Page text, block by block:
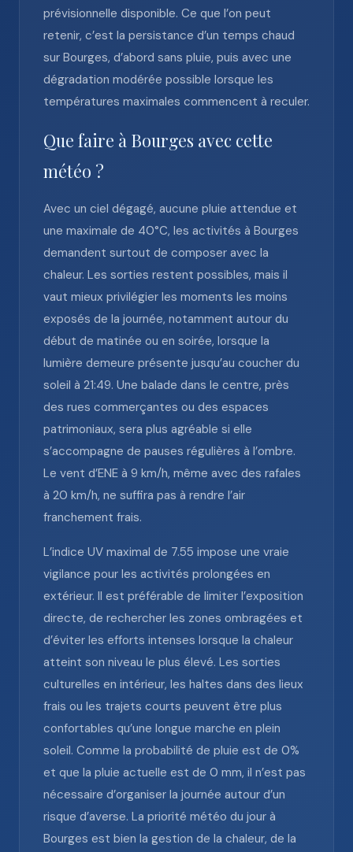
prévisionnelle disponible. Ce que l’on peut
retenir, c’est la persistance d’un temps chaud
sur Bourges, d’abord sans pluie, puis avec une
dégradation modérée possible lorsque les
températures maximales commencent à reculer.
Que faire à Bourges avec cette
météo ?
Avec un ciel dégagé, aucune pluie attendue et
une maximale de 40°C, les activités à Bourges
demandent surtout de composer avec la
chaleur. Les sorties restent possibles, mais il
vaut mieux privilégier les moments les moins
exposés de la journée, notamment autour du
début de matinée ou en soirée, lorsque la
lumière demeure présente jusqu’au coucher du
soleil à 21:49. Une balade dans le centre, près
des rues commerçantes ou des espaces
patrimoniaux, sera plus agréable si elle
s’accompagne de pauses régulières à l’ombre.
Le vent d’ENE à 9 km/h, même avec des rafales
à 20 km/h, ne suffira pas à rendre l’air
franchement frais.
L’indice UV maximal de 7.55 impose une vraie
vigilance pour les activités prolongées en
extérieur. Il est préférable de limiter l’exposition
directe, de rechercher les zones ombragées et
d’éviter les efforts intenses lorsque la chaleur
atteint son niveau le plus élevé. Les sorties
culturelles en intérieur, les haltes dans des lieux
frais ou les trajets courts peuvent être plus
confortables qu’une longue marche en plein
soleil. Comme la probabilité de pluie est de 0%
et que la pluie actuelle est de 0 mm, il n’est pas
nécessaire d’organiser la journée autour d’un
risque d’averse. La priorité météo du jour à
Bourges est bien la gestion de la chaleur, de la